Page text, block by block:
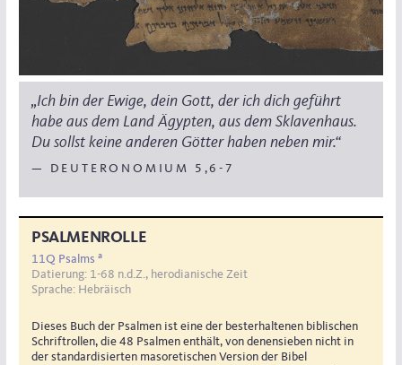
„Ich bin der Ewige, dein Gott, der ich dich geführt
habe aus dem Land Ägypten, aus dem Sklavenhaus.
Du sollst keine anderen Götter haben neben mir.“
— DEUTERONOMIUM 5,6-7
PSALMENROLLE
11Q Psalms a
Datierung: 1-68 n.d.Z., herodianische Zeit
Sprache: Hebräisch
Dieses Buch der Psalmen ist eine der besterhaltenen biblischen
Schriftrollen, die 48 Psalmen enthält, von denensieben nicht in
der standardisierten masoretischen Version der Bibel